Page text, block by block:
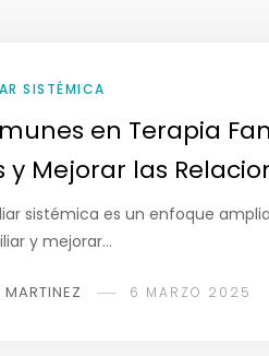
SISTÉMICA
en Terapia
y Mejorar las
sistémica es un enfoque
y mejorar…
MARTINEZ 6 MARZO 2025